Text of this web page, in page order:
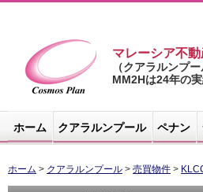
コスモスプラ
マレーシア不
（クアラルンプ
MM2Hは24年の
ホーム クアラルンプール ペナン
ホーム > クアラルンプール > 売買物件 >